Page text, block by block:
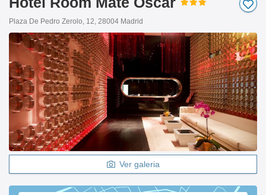
Plaza De Pedro Zerolo, 12, 28004 Madrid
Ver galeria